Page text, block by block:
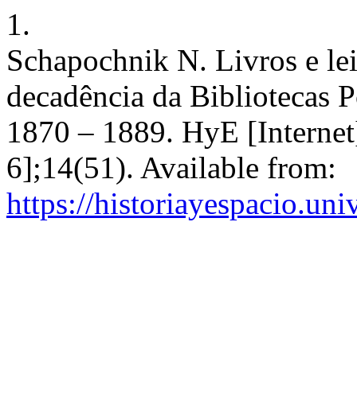
1.
Schapochnik N. Livros e
decadência da Bibliotecas
1870 – 1889. HyE
6];14(51). Available from:
https://